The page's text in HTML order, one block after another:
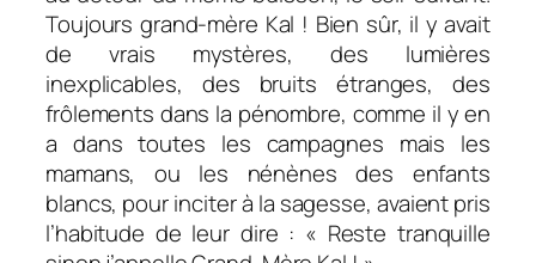
Toujours grand-mère Kal ! Bien sûr, il y avait
de vrais mystères, des lumières
inexplicables, des bruits étranges, des
frôlements dans la pénombre, comme il y en
a dans toutes les campagnes mais les
mamans, ou les nénènes des enfants
blancs, pour inciter à la sagesse, avaient pris
l’habitude de leur dire : « Reste tranquille